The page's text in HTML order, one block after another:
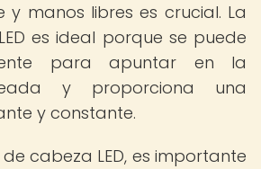
y manos libres es crucial. La
es ideal porque se puede
para apuntar en la
y proporciona una
y constante.
cabeza LED, es importante